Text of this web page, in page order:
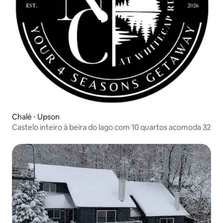
Chalé ⋅ Upson
Castelo inteiro à beira do lago com 10 quartos acomoda 32